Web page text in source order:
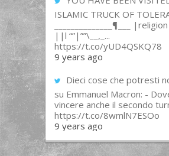
ISLAMIC TRUCK OF
______________¶___
||l “”|””\__,_...
https://t.co/yUD4QSKQ78
9 years ago
Dieci cose che potresti
su Emmanuel Macron: -
vincere anche il secondo
https://t.co/8wmlN7ESOo
9 years ago